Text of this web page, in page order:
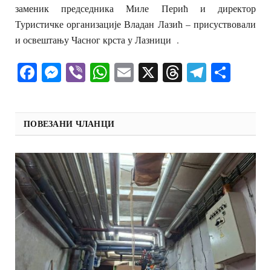
заменик председника Миле Перић и директор
Туристичке организације Владан Лазић – присуствовали
и освештању Часног крста у Лазници .
Facebook
Messenger
ViberWhatsApp
Email
X Threads
ПОВЕЗАНИ ЧЛАНЦИ